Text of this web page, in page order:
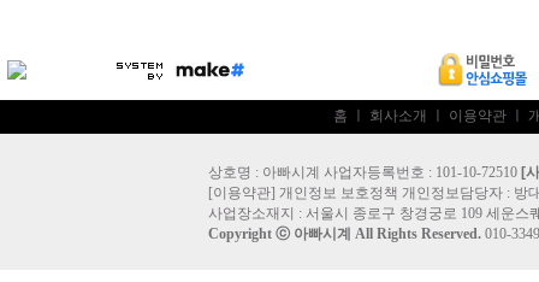
홈 회사소개 이용약관
상호명 : 아빠시계 사업자등록번호 : 101-10-72510 [
[이용약관] 개인정보 보호정책 개인정보담당자 : 방
사업장소재지 : 서울시 종로구 창경궁로 109 세운스
Copyright ⓒ 아빠시계 All Rights Reserved. 010-